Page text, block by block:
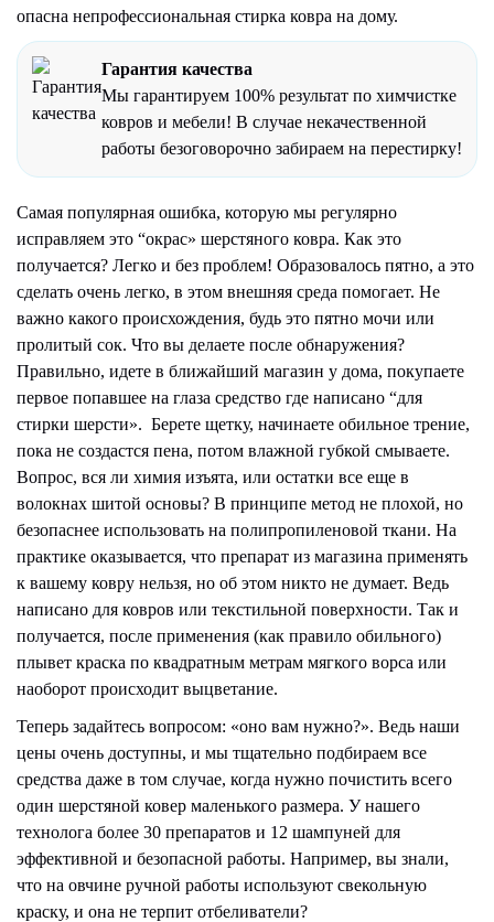
опасна непрофессиональная стирка ковра на дому.
Гарантия качества
Мы гарантируем 100% результат по химчистке
ковров и мебели! В случае некачественной
работы безоговорочно забираем на перестирку!
Самая популярная ошибка, которую мы регулярно
исправляем это “окрас» шерстяного ковра. Как это
получается? Легко и без проблем! Образовалось пятно, а это
сделать очень легко, в этом внешняя среда помогает. Не
важно какого происхождения, будь это пятно мочи или
пролитый сок. Что вы делаете после обнаружения?
Правильно, идете в ближайший магазин у дома, покупаете
первое попавшее на глаза средство где написано “для
стирки шерсти». Берете щетку, начинаете обильное трение,
пока не создастся пена, потом влажной губкой смываете.
Вопрос, вся ли химия изъята, или остатки все еще в
волокнах шитой основы? В принципе метод не плохой, но
безопаснее использовать на полипропиленовой ткани. На
практике оказывается, что препарат из магазина применять
к вашему ковру нельзя, но об этом никто не думает. Ведь
написано для ковров или текстильной поверхности. Так и
получается, после применения (как правило обильного)
плывет краска по квадратным метрам мягкого ворса или
наоборот происходит выцветание.
Теперь задайтесь вопросом: «оно вам нужно?». Ведь наши
цены очень доступны, и мы тщательно подбираем все
средства даже в том случае, когда нужно почистить всего
один шерстяной ковер маленького размера. У нашего
технолога более 30 препаратов и 12 шампуней для
эффективной и безопасной работы. Например, вы знали,
что на овчине ручной работы используют свекольную
краску, и она не терпит отбеливатели?